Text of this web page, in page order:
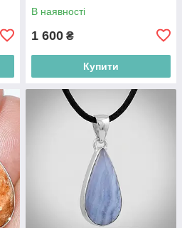
В наявності
1 600 ₴
Купити